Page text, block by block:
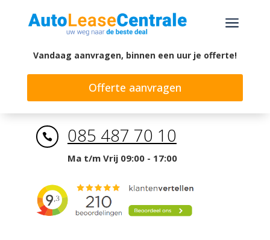
a
Vandaag aanvragen, binnen een uur je offerte!
Offerte aanvragen
 085 487 70 10
Ma t/m Vrij 09:00 - 17:00